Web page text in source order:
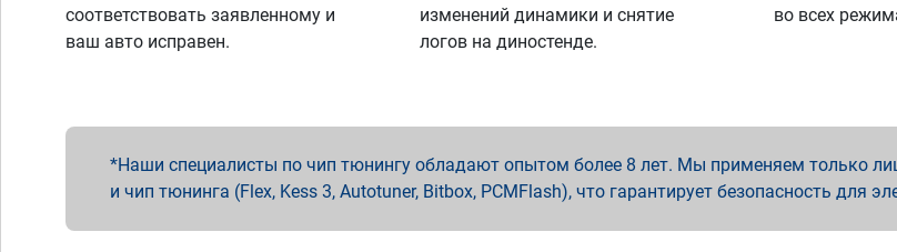
соответствовать заявленному и
ваш авто исправен.
изменений динамики и снятие
логов на диностенде.
во всех
Наши специалисты по чип тюнингу обладают опытом более 8 лет. Мы применяем только
и чип тюнинга (Flex, Kess 3, Autotuner, Bitbox, PCMFlash), что гарантирует безопасность для